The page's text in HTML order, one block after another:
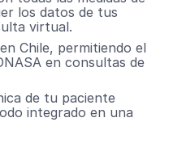
los datos de tus
virtual.
Chile, permitiendo el
en consultas de
de tu paciente
integrado en una